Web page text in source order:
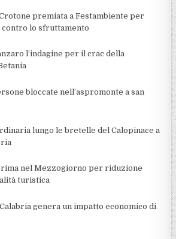
premiata a Festambiente per
contro lo sfruttamento
l’indagine per il crac della
bloccate nell’aspromonte a san
lungo le bretelle del Calopinace a
nel Mezzogiorno per riduzione
turistica
genera un impatto economico di